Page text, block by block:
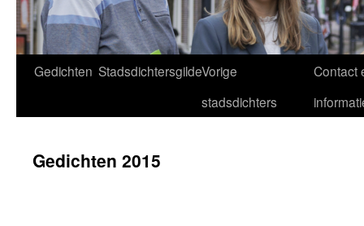
Gedichten StadsdichtersgildeVorige
stadsdichters
Contact
Gedichten 2015